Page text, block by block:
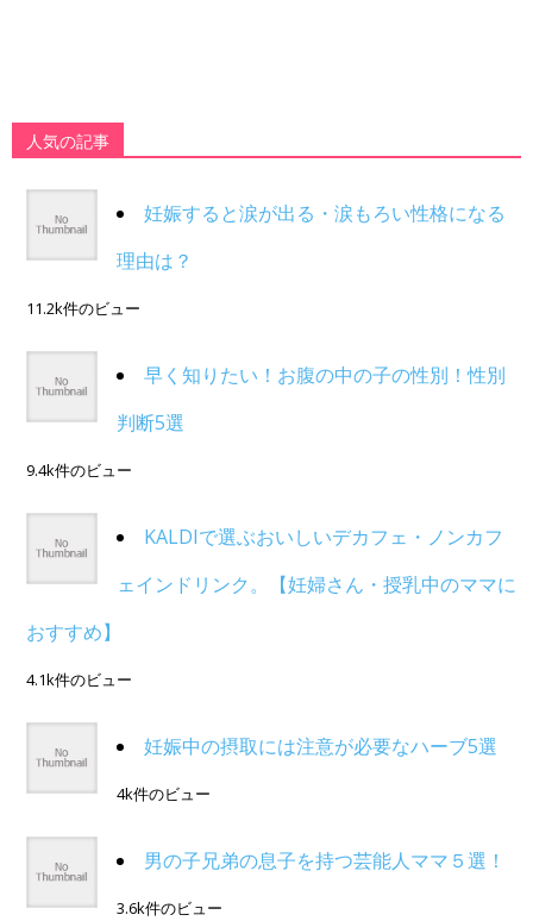
人気の記事
妊娠すると涙が出る・涙もろい性格になる
理由は？
11.2k件のビュー
早く知りたい！お腹の中の子の性別！性別
判断5選
9.4k件のビュー
KALDIで選ぶおいしいデカフェ・ノンカフ
ェインドリンク。【妊婦さん・授乳中のママに
おすすめ】
4.1k件のビュー
妊娠中の摂取には注意が必要なハーブ5選
4k件のビュー
男の子兄弟の息子を持つ芸能人ママ５選！
3.6k件のビュー